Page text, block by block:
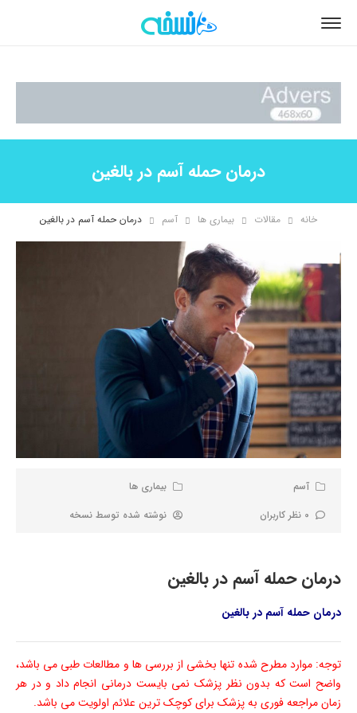
درمان حمله آسم در بالغین
خانه مقالات بیماری ها آسم درمان حمله آسم در بالغین
آسم
بیماری ها
0 نظر کاربران
نوشته شده توسط نسخه
درمان حمله آسم در بالغین
درمان حمله آسم در بالغین
توجه: موارد مطرح شده تنها بخشی از بررسی ها و مطالعات طبی می باشد،
واضح است که بدون نظر پزشک نمی بایست درمانی انجام داد و در هر
زمان مراجعه فوری به پزشک برای کوچک ترین علائم اولویت می باشد.